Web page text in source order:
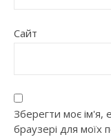
Сайт
Зберегти моє ім'я,
браузері для моїх